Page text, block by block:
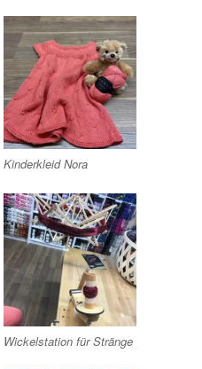
Kinderkleid Nora
Wickelstation für Stränge